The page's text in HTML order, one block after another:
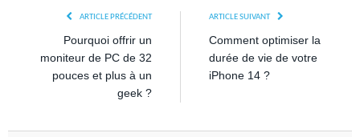
ARTICLE PRÉCÉDENT
Pourquoi offrir un
moniteur de PC de 32
pouces et plus à un
geek ?
ARTICLE SUIVANT
Comment optimiser la
durée de vie de votre
iPhone 14 ?